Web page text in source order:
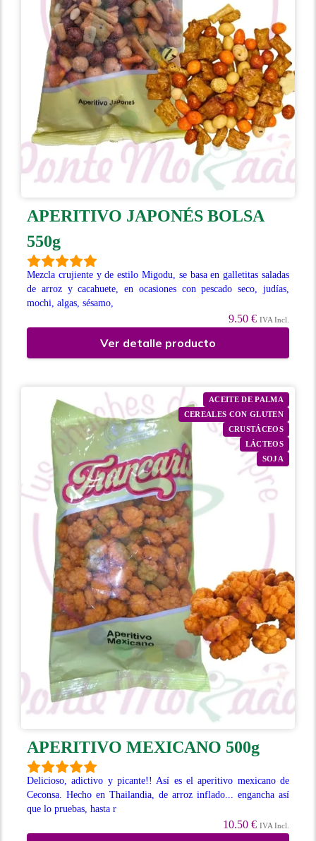
APERITIVO JAPONÉS BOLSA
550g
Mezcla crujiente y de estilo Migodu, se basa en galletitas saladas
de arroz y cacahuete, en ocasiones con pescado seco, judías,
mochi, algas, sésamo,
9.50 € IVA Incl.
Ver detalle producto
ACEITE DE PALMA
CEREALES CON GLUTEN
CRUSTÁCEOS
LÁCTEOS
SOJA
APERITIVO MEXICANO 500g
Delicioso, adictivo y picante!! Así es el aperitivo mexicano de
Ceconsa. Hecho en Thailandia, de arroz inflado... engancha así
que lo pruebas, hasta r
10.50 € IVA Incl.